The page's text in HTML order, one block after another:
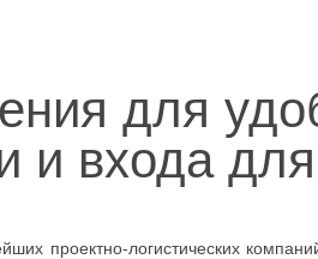
для
и входа
проектно-логистических